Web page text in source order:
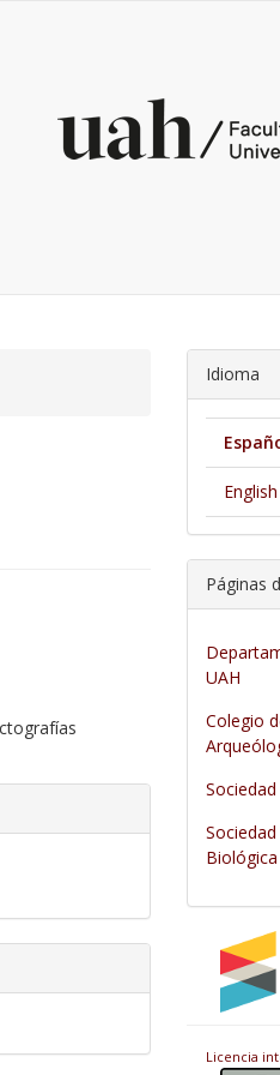
Idioma
English
Páginas
UAH
Colegio
Biológica
Licencia